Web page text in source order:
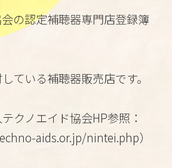
の認定補聴器専門店登録簿
ている補聴器販売店です。
クノエイド協会HP参照：
aids.or.jp/nintei.php）